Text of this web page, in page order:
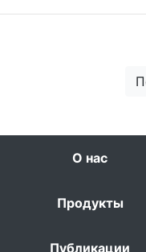
О нас
Продукты
Публикации